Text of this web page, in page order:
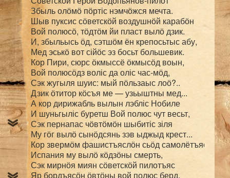
Збыль олӧмӧ пӧртіс нэмчӧжся мечта.
Шыв пуксис сӧветскӧй воздушнӧй карабӧн
Вой полюсӧ, тӧдтӧм йи пласт вылӧ дзик.
И, збыльысь ӧд, сэтшӧм ён крепосьтыс абу,
Мед эськӧ вот сійӧс эз босьт большевик.
Кор Пири, сюрс ӧкмыссё ӧкмысӧд воын,
Вой полюсӧдз воліс да оліс час-мӧд,
Сэк жугыля шуис: мый пӧльзаыс лоӧ?..
Дзик ӧтитор кӧсъя ме — узьыштны мед...
А кор дирижабль вылын лэбліс Нобиле
И шуньгыліс буретш Вой полюс чут весьт,
Сэк пернапас чӧвтӧмӧн шыбитіс зіля
Му гӧг вылӧ сынӧдсянь зэв ыджыд крест...
Кор звермӧм фашистъяслӧн сьӧд самолётъяс
Испания му вылӧ кӧдзӧны смерть,
Сэк мирнӧя миян сӧветскӧй пилотъяс
Яр бордъясӧн ӧвтӧны вой полюс берд.